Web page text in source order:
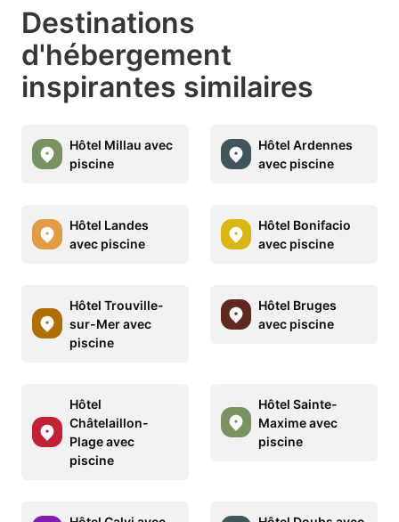
Destinations
d'hébergement
inspirantes similaires
Hôtel Millau avec
piscine
Hôtel Ardennes
avec piscine
Hôtel Landes
avec piscine
Hôtel Bonifacio
avec piscine
Hôtel Trouville-
sur-Mer avec
piscine
Hôtel Bruges
avec piscine
Hôtel
Châtelaillon-
Plage avec
piscine
Hôtel Sainte-
Maxime avec
piscine